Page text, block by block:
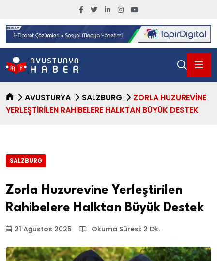
AVUSTURYA SALZBURG
ZORLA HUZUREVINE
YERLEŞTIRILEN RAHIBELERE HALKTAN BÜYÜK DESTEK
SALZBURG
Zorla Huzurevine Yerleştirilen
Rahibelere Halktan Büyük Destek
21 Ağustos 2025 Okuma Süresi: 2 Dk.